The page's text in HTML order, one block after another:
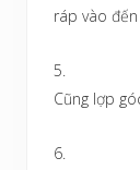
ráp vào
5. Lợp
Cũng lợp
6. Xấp